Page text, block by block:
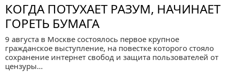
КОГДА ПОТУХАЕТ РАЗУМ, НАЧИНАЕТ
ГОРЕТЬ БУМАГА
9 августа в Москве состоялось первое крупное
гражданское выступление, на повестке которого стояло
сохранение интернет свобод и защита пользователей от
цензуры…